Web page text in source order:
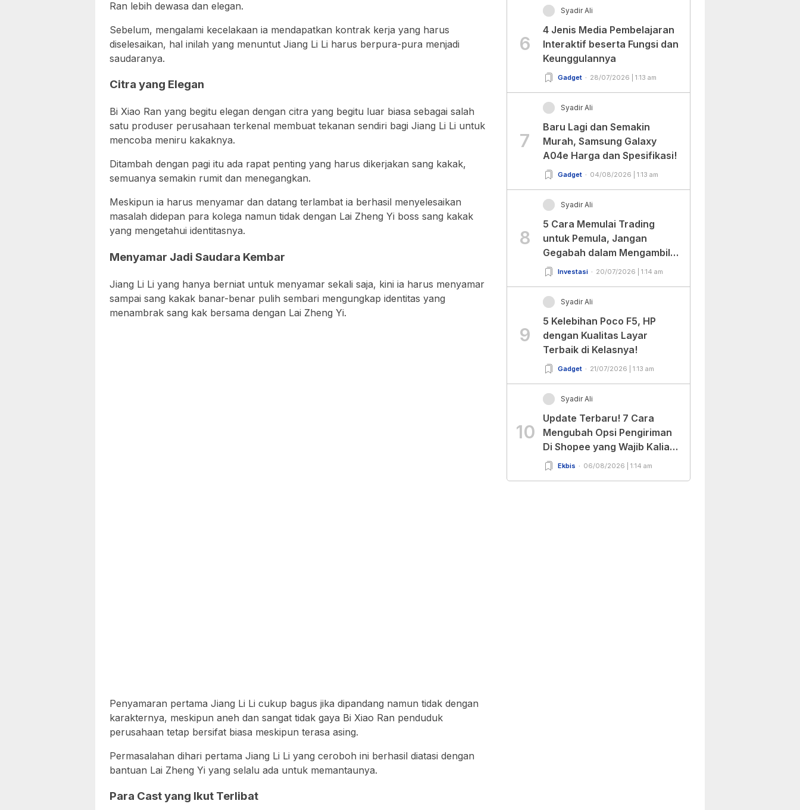
Ran lebih dewasa dan elegan.
Sebelum, mengalami kecelakaan ia mendapatkan kontrak kerja yang harus
diselesaikan, hal inilah yang menuntut Jiang Li Li harus berpura-pura menjadi
saudaranya.
Citra yang Elegan
Bi Xiao Ran yang begitu elegan dengan citra yang begitu luar biasa sebagai salah
satu produser perusahaan terkenal membuat tekanan sendiri bagi Jiang Li Li untuk
mencoba meniru kakaknya.
Ditambah dengan pagi itu ada rapat penting yang harus dikerjakan sang kakak,
semuanya semakin rumit dan menegangkan.
Meskipun ia harus menyamar dan datang terlambat ia berhasil menyelesaikan
masalah didepan para kolega namun tidak dengan Lai Zheng Yi boss sang kakak
yang mengetahui identitasnya.
Menyamar Jadi Saudara Kembar
Jiang Li Li yang hanya berniat untuk menyamar sekali saja, kini ia harus menyamar
sampai sang kakak banar-benar pulih sembari mengungkap identitas yang
menambrak sang kak bersama dengan Lai Zheng Yi.
Penyamaran pertama Jiang Li Li cukup bagus jika dipandang namun tidak dengan
karakternya, meskipun aneh dan sangat tidak gaya Bi Xiao Ran penduduk
perusahaan tetap bersifat biasa meskipun terasa asing.
Permasalahan dihari pertama Jiang Li Li yang ceroboh ini berhasil diatasi dengan
bantuan Lai Zheng Yi yang selalu ada untuk memantaunya.
Para Cast yang Ikut Terlibat
6
Syadir Ali
4 Jenis Media Pembelajaran
Interaktif beserta Fungsi dan
Keunggulannya
Gadget 28/07/2026 | 1:13 am
7
Syadir Ali
Baru Lagi dan Semakin
Murah, Samsung Galaxy
A04e Harga dan Spesifikasi!
Gadget 04/08/2026 | 1:13 am
8
Syadir Ali
5 Cara Memulai Trading
untuk Pemula, Jangan
Gegabah dalam Mengambil
Keputusan!
Investasi 20/07/2026 | 1:14 am
9
Syadir Ali
5 Kelebihan Poco F5, HP
dengan Kualitas Layar
Terbaik di Kelasnya!
Gadget 21/07/2026 | 1:13 am
10
Syadir Ali
Update Terbaru! 7 Cara
Mengubah Opsi Pengiriman
Di Shopee yang Wajib Kalian
Ketahui!
Ekbis 06/08/2026 | 1:14 am